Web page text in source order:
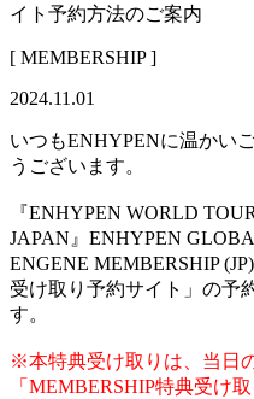
イト予約方法のご案内
[ MEMBERSHIP ]
2024.11.01
いつもENHYPENに温かい
うございます。
『ENHYPEN WORLD
JAPAN』ENHYPEN
ENGENE MEMBERSHIP
受け取り予約サイト」の予
す。
※本特典受け取りは、当日
「MEMBERSHIP特典受け